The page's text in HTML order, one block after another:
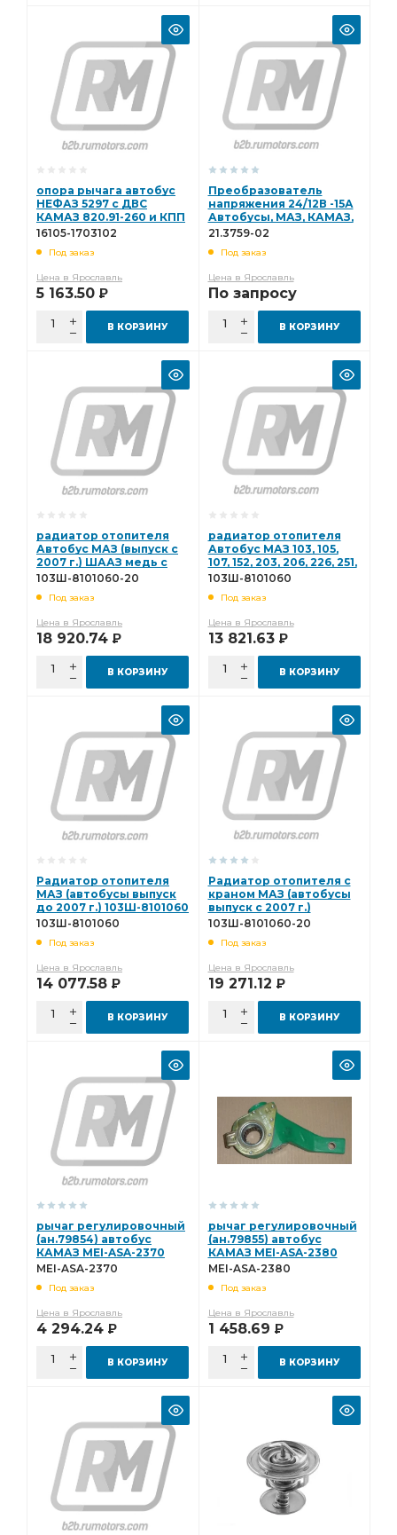
опора рычага автобус
НЕФАЗ 5297 с ДВС
КАМАЗ 820.91-260 и КПП
КАМАЗ 144 16105-1703102
16105-1703102
Под заказ
Цена в Ярославль
5 163.50 Р
В КОРЗИНУ
Преобразователь
напряжения 24/12В -15А
Автобусы, МАЗ, КАМАЗ,
все ТС "Энергомаш"
21.3759-02
Под заказ
Цена в Ярославль
По запросу
В КОРЗИНУ
радиатор отопителя
Автобус МАЗ (выпуск с
2007 г.) ШААЗ медь с
краном 103Ш-8101060-
103Ш-8101060-20
Под заказ
Цена в Ярославль
18 920.74 Р
В КОРЗИНУ
радиатор отопителя
Автобус МАЗ 103, 105,
107, 152, 203, 206, 226, 251,
256 до 2007 г
103Ш-8101060
Под заказ
Цена в Ярославль
13 821.63 Р
В КОРЗИНУ
Радиатор отопителя
МАЗ (автобусы выпуск
до 2007 г.) 103Ш-8101060
103Ш-8101060
Под заказ
Цена в Ярославль
14 077.58 Р
В КОРЗИНУ
Радиатор отопителя с
краном МАЗ (автобусы
выпуск с 2007 г.)
103Ш-8101060-20
103Ш-8101060-20
Под заказ
Цена в Ярославль
19 271.12 Р
В КОРЗИНУ
рычаг регулировочный
(ан.79854) автобус
КАМАЗ MEI-ASA-2370
MEI-ASA-2370
Под заказ
Цена в Ярославль
4 294.24 Р
В КОРЗИНУ
рычаг регулировочный
(ан.79855) автобус
КАМАЗ MEI-ASA-2380
MEI-ASA-2380
Под заказ
Цена в Ярославль
1 458.69 Р
В КОРЗИНУ